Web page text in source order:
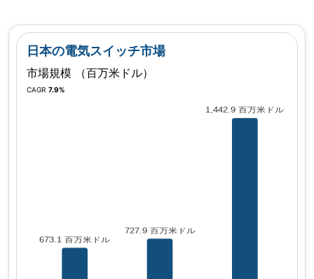
日本の電気スイッチ市場
市場規模 （百万米ドル）
CAGR 7.9%